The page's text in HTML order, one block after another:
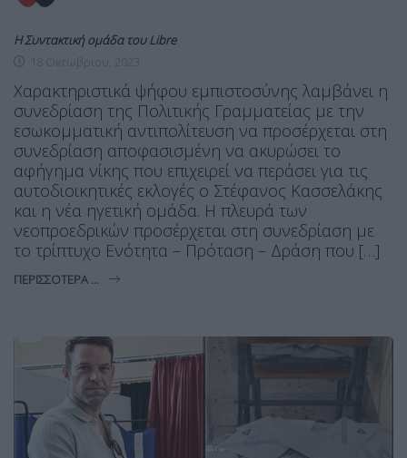
Η Συντακτική ομάδα του Libre
18 Οκτωβρίου, 2023
Χαρακτηριστικά ψήφου εμπιστοσύνης λαμβάνει η
συνεδρίαση της Πολιτικής Γραμματείας με την
εσωκομματική αντιπολίτευση να προσέρχεται στη
συνεδρίαση αποφασισμένη να ακυρώσει το
αφήγημα νίκης που επιχειρεί να περάσει για τις
αυτοδιοικητικές εκλογές ο Στέφανος Κασσελάκης
και η νέα ηγετική ομάδα. Η πλευρά των
νεοπροεδρικών προσέρχεται στη συνεδρίαση με
το τρίπτυχο Ενότητα – Πρόταση – Δράση που […]
ΠΕΡΙΣΣΌΤΕΡΑ ...